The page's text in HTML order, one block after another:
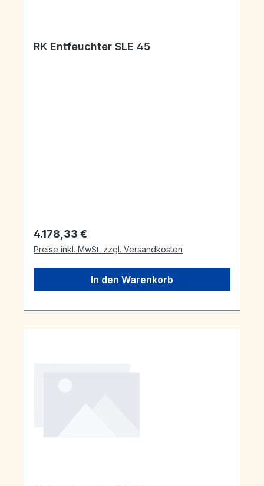
RK Entfeuchter SLE 45
Regulärer Preis:
4.178,33 €
Preise inkl. MwSt. zzgl. Versandkosten
In den Warenkorb